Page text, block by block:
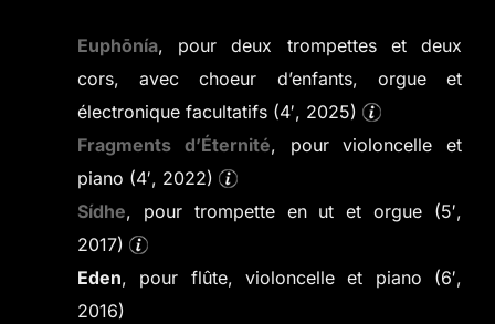
Euphōnía, pour deux trompettes et deux
cors, avec choeur d’enfants, orgue et
électronique facultatifs (4′, 2025)
Fragments d’Éternité, pour violoncelle et
piano (4′, 2022)
Sídhe, pour trompette en ut et orgue (5′,
2017)
Eden, pour flûte, violoncelle et piano (6′,
2016)